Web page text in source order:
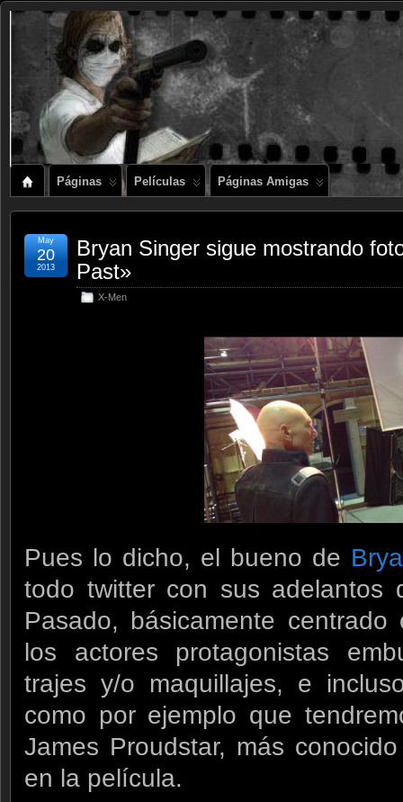
Páginas Películas Páginas Amigas
Bryan Singer sigue mostrando
Past»
X-Men
May
20
2013
Pues lo dicho, el bueno de
todo twitter con sus adelantos
Pasado, básicamente
los actores protagonistas
trajes y/o maquillajes, e
como por ejemplo que
James Proudstar, más
en la película.